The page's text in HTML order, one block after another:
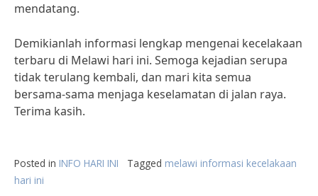
mendatang.
Demikianlah informasi lengkap mengenai kecelakaan
terbaru di Melawi hari ini. Semoga kejadian serupa
tidak terulang kembali, dan mari kita semua
bersama-sama menjaga keselamatan di jalan raya.
Terima kasih.
Posted in INFO HARI INI Tagged melawi informasi kecelakaan
hari ini